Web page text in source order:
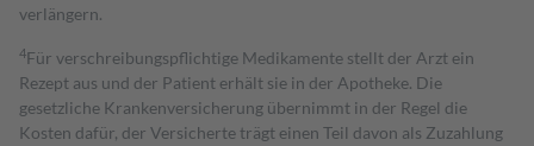
verlängern.
4Für verschreibungspflichtige Medikamente stellt der Arzt ein
Rezept aus und der Patient erhält sie in der Apotheke. Die
gesetzliche Krankenversicherung übernimmt in der Regel die
Kosten dafür, der Versicherte trägt einen Teil davon als Zuzahlung